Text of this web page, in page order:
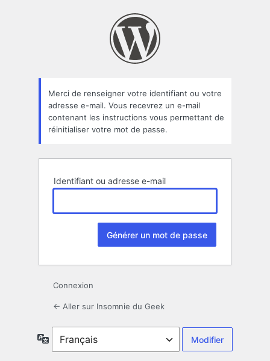
oublié
Merci de renseigner votre identifiant ou votre
adresse e-mail. Vous recevrez un e-mail
contenant les instructions vous permettant de
réinitialiser votre mot de passe.
Identifiant ou adresse e-mail
Connexion
← Aller sur Insomnie du Geek
Langue